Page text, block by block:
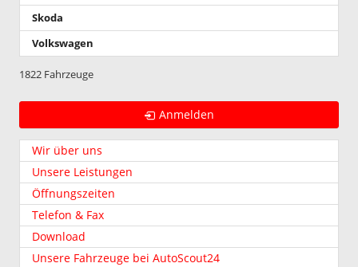
Skoda
Volkswagen
1822 Fahrzeuge
Anmelden
Wir über uns
Unsere Leistungen
Öffnungszeiten
Telefon & Fax
Download
Unsere Fahrzeuge bei AutoScout24